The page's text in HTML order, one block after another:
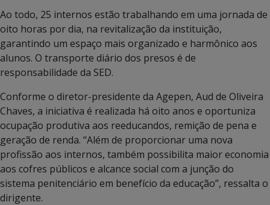
Ao todo, 25 internos estão trabalhando em uma jornada de
oito horas por dia, na revitalização da instituição,
garantindo um espaço mais organizado e harmônico aos
alunos. O transporte diário dos presos é de
responsabilidade da SED.
Conforme o diretor-presidente da Agepen, Aud de Oliveira
Chaves, a iniciativa é realizada há oito anos e oportuniza
ocupação produtiva aos reeducandos, remição de pena e
geração de renda. “Além de proporcionar uma nova
profissão aos internos, também possibilita maior economia
aos cofres públicos e alcance social com a junção do
sistema penitenciário em benefício da educação”, ressalta o
dirigente.